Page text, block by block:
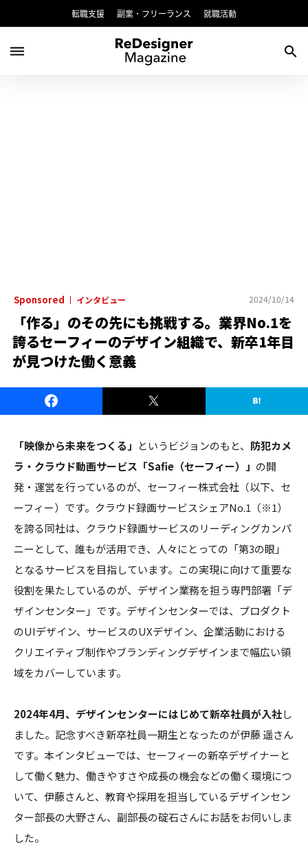
転職支援 副業・フリーランス 就職活動
dehaze search
Sponsored インタビュー 2024/10/14
「作る」のその先にも挑戦する。業界No.1を
誇るセーフィーのデザイン組織で、新卒1年目
が見つけた働く意義
「映像から未来をつくる」 というビジョンのもと、 防犯カメ
ラ・クラウド動画サービス「Safie（セーフィー）」 の開
発・運営を行っているのが、セーフィー株式会社（以下、セ
ーフィー）です。クラウド録画サービスシェアNo.1（※1）
を誇る同社は、クラウド録画サービスのリーディングカンパ
ニーとして、誰もが活用でき、人々にとっての「第3の眼」
となるサービスを目指しています。この実現に向けて重要な
役割を果たしているのが、デザイン業務を担う専門部署「デ
ザインセンター」です。デザインセンターでは、プロダクト
のUIデザイン、サービスのUXデザイン、企業活動における
クリエイティブ制作やブランディングデザインまで幅広い領
域をカバーしています。
2024年4月、デザインセンターにはじめて新卒社員が入社し
ました。記念すべき新卒社員一期生となったのが伊藤 遥さん
です。本インタビューでは、セーフィーの新卒デザイナーと
して働く魅力、働きやすさや成長の機会などの働く環境につ
いて、伊藤さんと、教育や採用を担当しているデザインセン
ター部長の大野さん、副部長の碇石さんにお話をお伺いしま
した。